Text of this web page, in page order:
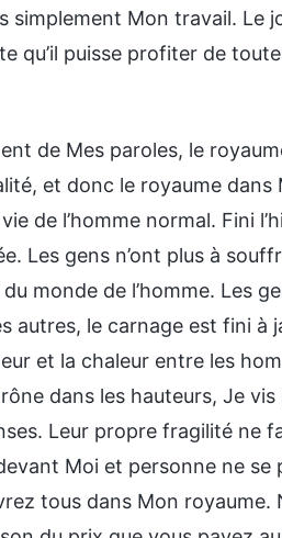
simplement Mon travail. Le
qu’il puisse profiter de
de Mes paroles, le
et donc le royaume
de l’homme normal. Fini
Les gens n’ont plus à
monde de l’homme. Les
autres, le carnage est fini à
et la chaleur entre les
dans les hauteurs, Je
Leur propre fragilité ne
Moi et personne ne se
tous dans Mon royaume.